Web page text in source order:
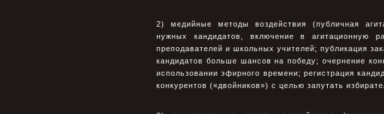
2) медийные методы воздействия (публичная
нужных кандидатов, включение в агитационную
преподавателей и школьных учителей; публикация
кандидатов больше шансов на победу; очернение
использовании эфирного времени; регистрация
конкурентов («двойников») с целью запутать